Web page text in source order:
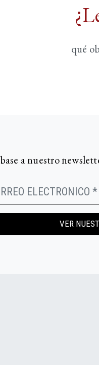
qué
a nuestro
VER